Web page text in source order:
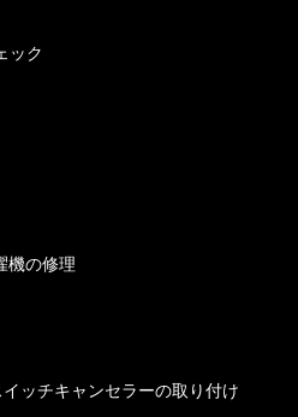
ック
機の修理
ッチキャンセラーの取り付け